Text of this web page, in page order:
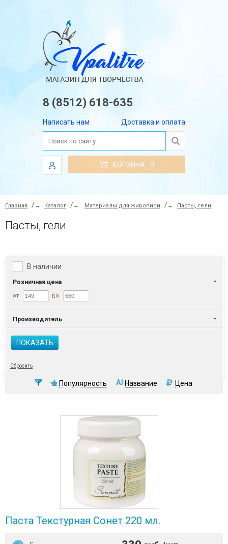
8 (8512) 618-635
Написать нам Доставка и оплата
КОРЗИНА 0
Главная → Каталог → Материалы для живописи → Пасты, гели
Пасты, гели
В наличии
Розничная цена
от до
Производитель
ПОКАЗАТЬ
Сбросить
Популярность Название Цена
Паста Текстурная Сонет 220 мл.